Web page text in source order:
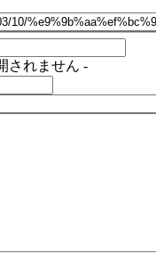
されません -